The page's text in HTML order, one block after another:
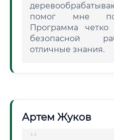
помог мне
Программа четко
безопасной
отличные знания.
Артем Жуков